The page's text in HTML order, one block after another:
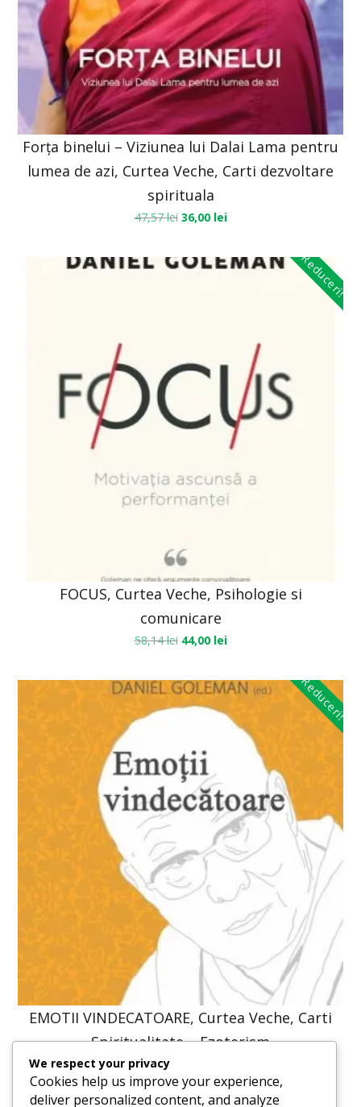
Forța binelui – Viziunea lui Dalai Lama pentru
lumea de azi, Curtea Veche, Carti dezvoltare
spirituala
47,57lei 36,00 lei
Reduceri!
FOCUS, Curtea Veche, Psihologie si
comunicare
58,14lei 44,00 lei
Reduceri!
EMOTII VINDECATOARE, Curtea Veche, Carti
Spiritualitate – Ezoterism
52,86lei
We respect your privacy
Cookies help us improve your experience,
deliver personalized content, and analyze